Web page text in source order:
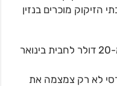
הזיקוק מוכרים בנזין
שיא היסטורי: מרווחי הזיקוק זינקו מ-20 דולר לחבית בינואר
לא רק צמצמה את